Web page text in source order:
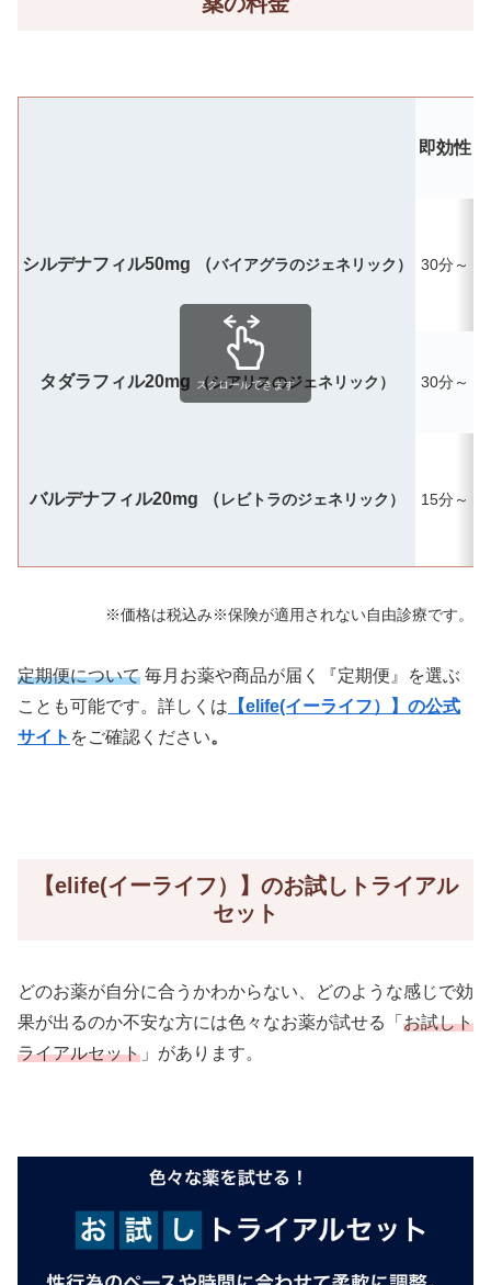
即効性
シルデナフィル50mg （バイアグラのジェネリック） 30分～
タダラフィル20mg （シアリスのジェネリック） 30分～
バルデナフィル20mg （レビトラのジェネリック） 15分～
スクロールできます
※価格は税込み※保険が適用されない自由診療です。
定期便について 毎月お薬や商品が届く『定期便』を選ぶ
ことも可能です。詳しくは 【elife(イーライフ）】の公式
サイト をご確認ください。
【elife(イーライフ）】のお試しトライアル
セット
どのお薬が自分に合うかわからない、どのような感じで効
果が出るのか不安な方には色々なお薬が試せる「 お試しト
ライアルセット 」があります。